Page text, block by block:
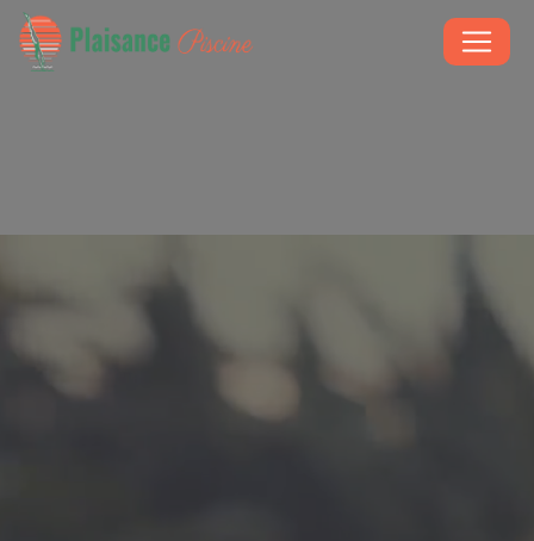
Panneau de gestion des cookies